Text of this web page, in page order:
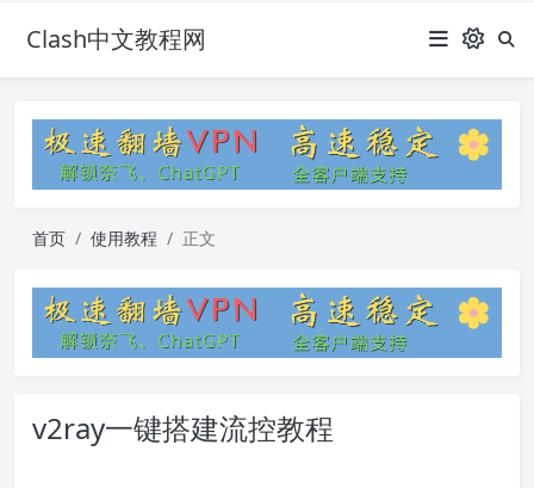
Clash中文教程网
首页 使用教程 正文
v2ray一键搭建流控教程